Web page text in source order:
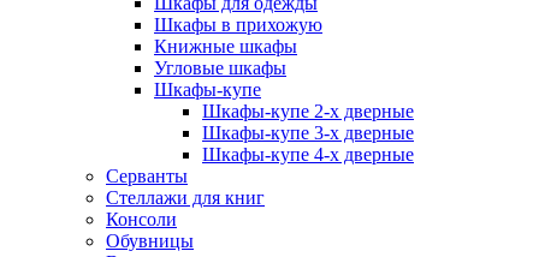
Шкафы в прихожую
Книжные шкафы
Угловые шкафы
Шкафы-купе
Шкафы-купе 2-x дверные
Шкафы-купе 3-х дверные
Шкафы-купе 4-х дверные
Серванты
Стеллажи для книг
Консоли
Обувницы